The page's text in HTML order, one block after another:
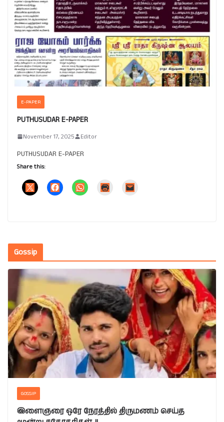
E-PAPER
PUTHUSUDAR E-PAPER
November 17, 2025 Editor
PUTHUSUDAR E-PAPER
Share this:
Gossip
GOSSIP
இளைஞரை ஒரே நேரத்தில் திருமணம் செய்த